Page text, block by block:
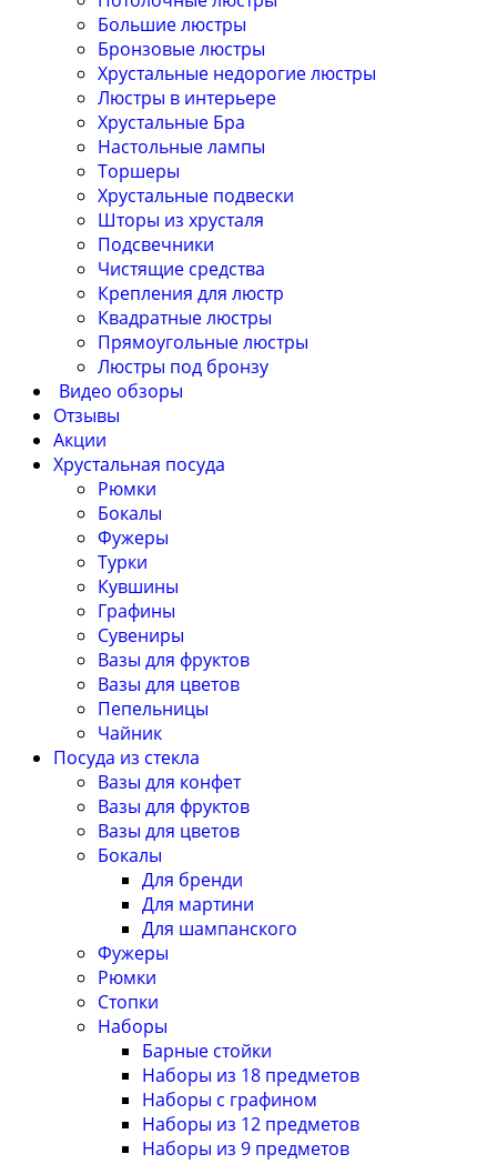
Большие люстры
Бронзовые люстры
Хрустальные недорогие люстры
Люстры в интерьере
Хрустальные Бра
Настольные лампы
Торшеры
Хрустальные подвески
Шторы из хрусталя
Подсвечники
Чистящие средства
Крепления для люстр
Квадратные люстры
Прямоугольные люстры
Люстры под бронзу
Видео обзоры
Отзывы
Акции
Хрустальная посуда
Рюмки
Бокалы
Фужеры
Турки
Кувшины
Графины
Сувениры
Вазы для фруктов
Вазы для цветов
Пепельницы
Чайник
Посуда из стекла
Вазы для конфет
Вазы для фруктов
Вазы для цветов
Бокалы
Для бренди
Для мартини
Для шампанского
Фужеры
Рюмки
Стопки
Наборы
Барные стойки
Наборы из 18 предметов
Наборы с графином
Наборы из 12 предметов
Наборы из 9 предметов